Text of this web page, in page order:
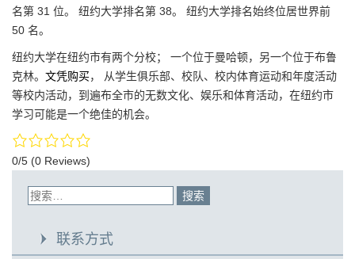
名第 31 位。 纽约大学排名第 38。 纽约大学排名始终位居世界前
50 名。
纽约大学在纽约市有两个分校； 一个位于曼哈顿，另一个位于布鲁
克林。 文凭购买， 从学生俱乐部、校队、校内体育运动和年度活动
等校内活动，到遍布全市的无数文化、娱乐和体育活动，在纽约市
学习可能是一个绝佳的机会。
0/5 (0 Reviews)
联系方式